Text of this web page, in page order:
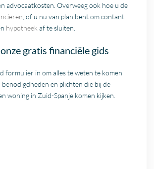
advocaatkosten. Overweeg ook hoe u de
, of u nu van plan bent om contant
hypotheek af te sluiten.
gratis financiële gids
formulier in om alles te weten te komen
, benodigdheden en plichten die bij de
woning in Zuid-Spanje komen kijken.